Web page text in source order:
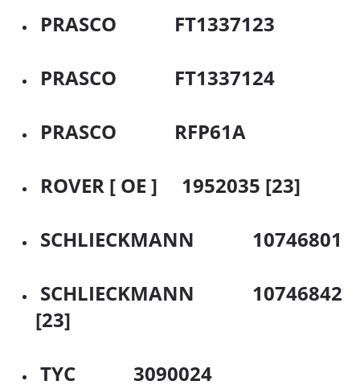
PRASCO FT1337123
PRASCO FT1337124
PRASCO RFP61A
ROVER [ OE ] 1952035 [23]
SCHLIECKMANN 10746801
SCHLIECKMANN 10746842
[23]
TYC 3090024